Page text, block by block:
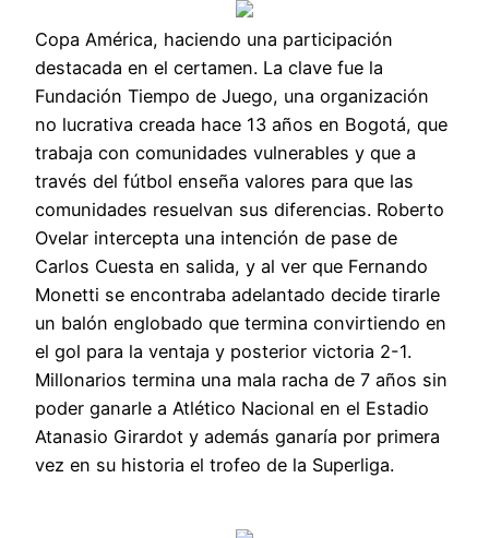
Copa América, haciendo una participación
destacada en el certamen. La clave fue la
Fundación Tiempo de Juego, una organización
no lucrativa creada hace 13 años en Bogotá, que
trabaja con comunidades vulnerables y que a
través del fútbol enseña valores para que las
comunidades resuelvan sus diferencias. Roberto
Ovelar intercepta una intención de pase de
Carlos Cuesta en salida, y al ver que Fernando
Monetti se encontraba adelantado decide tirarle
un balón englobado que termina convirtiendo en
el gol para la ventaja y posterior victoria 2-1.
Millonarios termina una mala racha de 7 años sin
poder ganarle a Atlético Nacional en el Estadio
Atanasio Girardot y además ganaría por primera
vez en su historia el trofeo de la Superliga.